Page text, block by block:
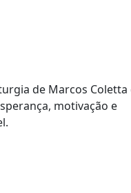
de Marcos Coletta
motivação e